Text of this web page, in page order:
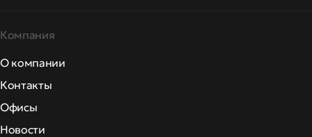
Компания
О компании
Контакты
Офисы
Новости